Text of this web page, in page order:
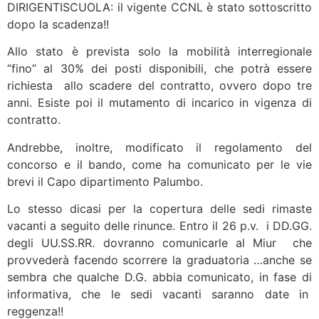
DIRIGENTISCUOLA: il vigente CCNL è stato sottoscritto
dopo la scadenza!!
Allo stato è prevista solo la mobilità interregionale
“fino” al 30% dei posti disponibili, che potrà essere
richiesta allo scadere del contratto, ovvero dopo tre
anni. Esiste poi il mutamento di incarico in vigenza di
contratto.
Andrebbe, inoltre, modificato il regolamento del
concorso e il bando, come ha comunicato per le vie
brevi il Capo dipartimento Palumbo.
Lo stesso dicasi per la copertura delle sedi rimaste
vacanti a seguito delle rinunce. Entro il 26 p.v. i DD.GG.
degli UU.SS.RR. dovranno comunicarle al Miur che
provvederà facendo scorrere la graduatoria …anche se
sembra che qualche D.G. abbia comunicato, in fase di
informativa, che le sedi vacanti saranno date in
reggenza!!